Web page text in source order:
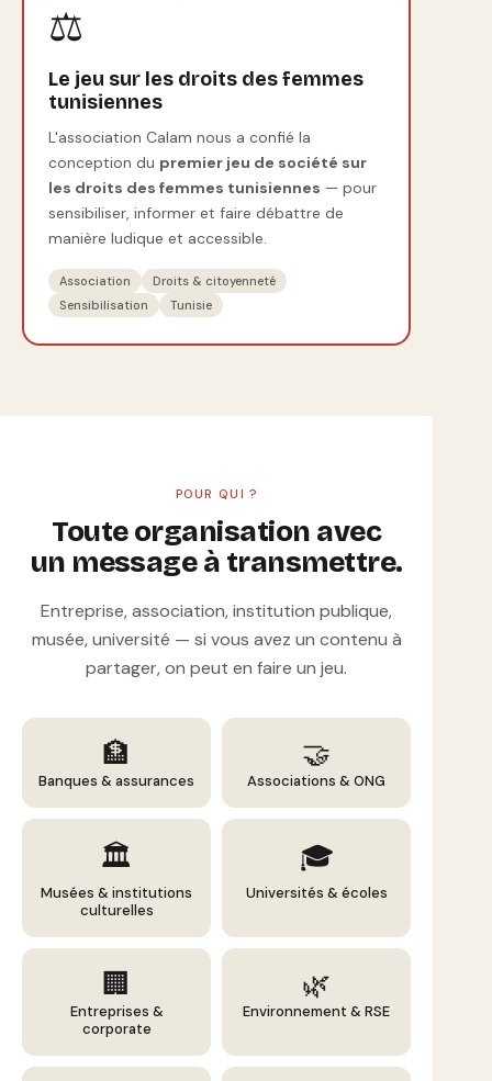
⚖️
Le jeu sur les droits des femmes
tunisiennes
L'association Calam nous a confié la
conception du premier jeu de société sur
les droits des femmes tunisiennes — pour
sensibiliser, informer et faire débattre de
manière ludique et accessible.
Association
Droits & citoyenneté
Sensibilisation
Tunisie
POUR QUI ?
Toute organisation avec
un message à transmettre.
Entreprise, association, institution publique,
musée, université — si vous avez un contenu à
partager, on peut en faire un jeu.
🏦
Banques & assurances
🤝
Associations & ONG
🏛️
Musées & institutions
culturelles
🎓
Universités & écoles
🏢
Entreprises &
corporate
🌿
Environnement & RSE